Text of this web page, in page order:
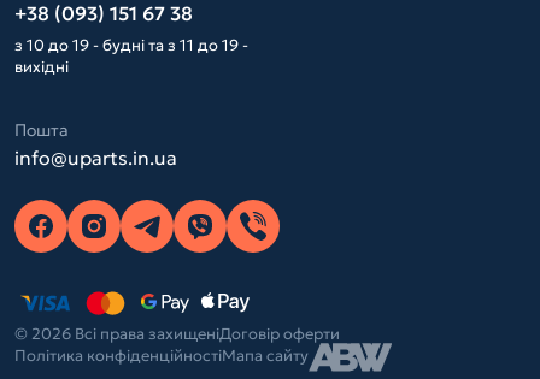
+38 (093) 151 67 38
з 10 до 19 - будні та з 11 до 19 -
вихідні
Пошта
info@uparts.in.ua
© 2026 Всі права захищеніДоговір оферти
Політика конфіденційностіМапа сайту